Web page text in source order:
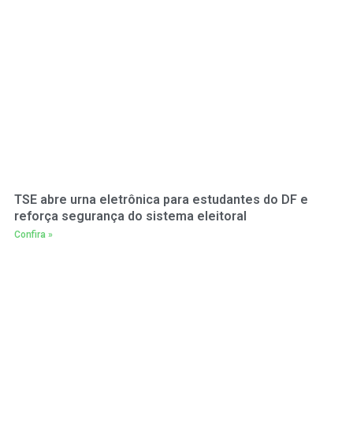
TSE abre urna eletrônica para estudantes do DF e
reforça segurança do sistema eleitoral
Confira »